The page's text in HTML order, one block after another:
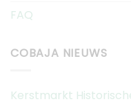
FAQ
COBAJA NIEUWS
Kerstmarkt